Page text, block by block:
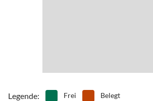
Legende: Frei Belegt